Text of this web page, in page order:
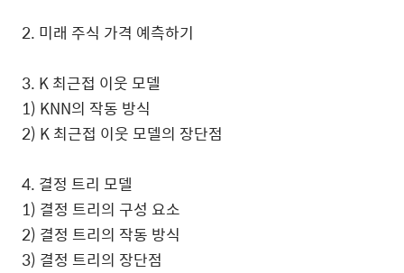
2. 미래 주식 가격 예측하기
3. K 최근접 이웃 모델
1) KNN의 작동 방식
2) K 최근접 이웃 모델의 장단점
4. 결정 트리 모델
1) 결정 트리의 구성 요소
2) 결정 트리의 작동 방식
3) 결정 트리의 장단점